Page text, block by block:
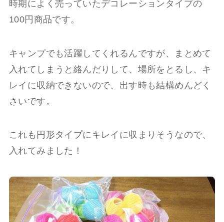
時期によく売っていたデコレーションタイプの
100円商品です。
キャンプでも活躍してくれるんですが、まとめて
入れてしまうと絡んだりして、場所をとるし、キ
レイに収納できないので、出す時も結構めんどく
さいです。
これも円形タイプにキレイに収まりそうなので、
入れてみました！